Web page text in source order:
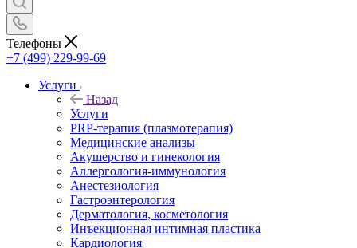
Телефоны
+7 (499) 229-99-69
Услуги
Назад
Услуги
PRP-терапия (плазмотерапия)
Медицинские анализы
Акушерство и гинекология
Аллергология-иммунология
Анестезиология
Гастроэнтерология
Дерматология, косметология
Инъекционная интимная пластика
Кардиология